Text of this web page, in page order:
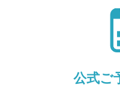
公式ご